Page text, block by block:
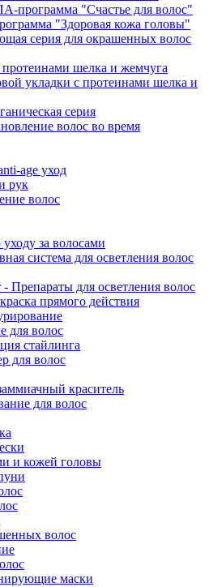
программа "Счастье для волос"
"Здоровая кожа головы"
серия для окрашенных волос
шелка и жемчуга
укладки с протеинами шелка и
серия
волос во время
age уход
рук
волос
за волосами
система для осветления волос
Препараты для осветления волос
прямого действия
для волос
стайлинга
для волос
краситель
для волос
и кожей головы
волос
маски